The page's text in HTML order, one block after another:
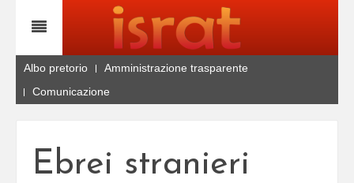
Albo pretorio
Amministrazione trasparente
Comunicazione
Ebrei stranieri